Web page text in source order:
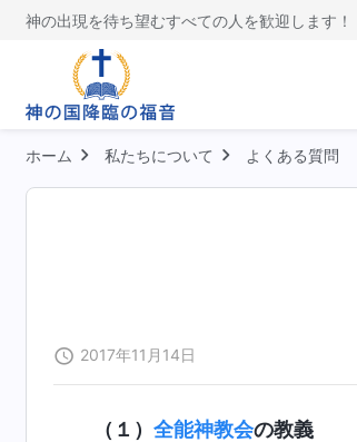
神の出現を待ち望むすべての人を歓迎します！
ホーム 私たちについて よくある質問
2017年11月14日
（１） 全能神教会の教義